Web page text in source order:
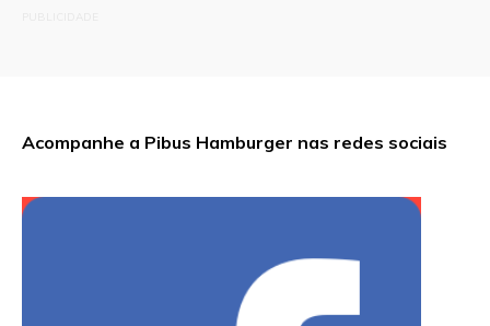
Acompanhe a Pibus Hamburger nas redes sociais